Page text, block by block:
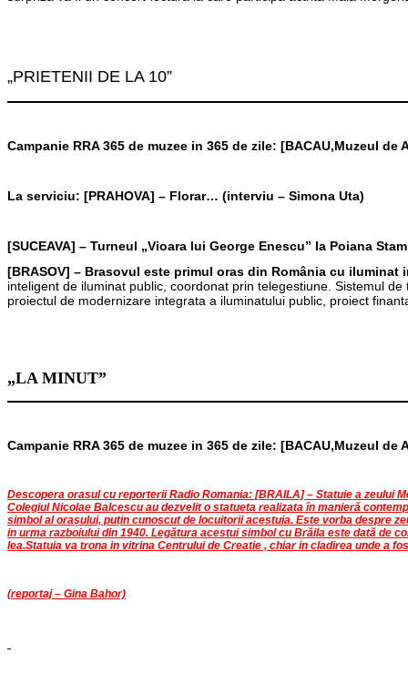
„PRIETENII DE LA 10”
Campanie RRA 365 de muzee in 365 de zile: [BACAU,Muzeul
La serviciu: [PRAHOVA] – Florar… (interviu – Simona Uta)
[SUCEAVA] – Turneul „Vioara lui George Enescu” la Poiana
[BRASOV] – Brasovul este primul oras din România cu iluminat
inteligent de iluminat public, coordonat prin telegestiune. Sistemul
proiectul de modernizare integrata a iluminatului public, proiect
„LA MINUT”
Campanie RRA 365 de muzee in 365 de zile: [BACAU,Muzeul
Descopera orasul cu reporterii Radio Romania: [BRAILA] – Statuie a zeului
Colegiul Nicolae Balcescu au dezvelit o statueta realizata în manieră
simbol al orașului, puțin cunoscut de locuitorii acestuia. Este vorba despre
in urma razboiului din 1940. Legătura acestui simbol cu Brăila este dată de
lea.Statuia va trona in vitrina Centrului de Creatie , chiar in cladirea unde a
(reportaj – Gina Bahor)